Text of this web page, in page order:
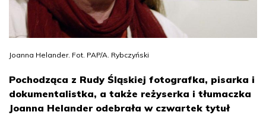
Joanna Helander. Fot. PAP/A. Rybczyński
Pochodząca z Rudy Śląskiej fotografka, pisarka i
dokumentalistka, a także reżyserka i tłumaczka
Joanna Helander odebrała w czwartek tytuł